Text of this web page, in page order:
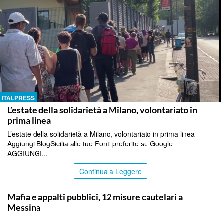
ITALPRESS
L’estate della solidarietà a Milano, volontariato in
prima linea
L’estate della solidarietà a Milano, volontariato in prima linea
Aggiungi BlogSicilia alle tue Fonti preferite su Google
AGGIUNGI...
Continua a Leggere
Mafia e appalti pubblici, 12 misure cautelari a
Messina